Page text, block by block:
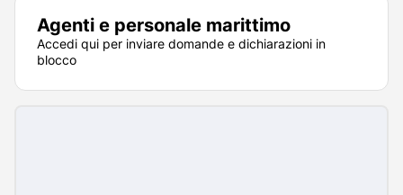
Agenti e personale marittimo
Accedi qui per inviare domande e dichiarazioni in
blocco